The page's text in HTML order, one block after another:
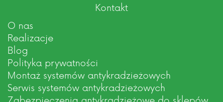
Kontakt
O nas
Realizacje
Blog
Polityka prywatności
Montaż systemów antykradzieżowych
Serwis systemów antykradzieżowych